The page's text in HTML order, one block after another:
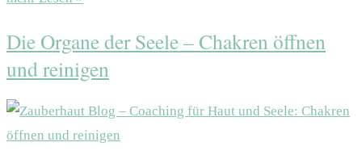
Die Organe der Seele – Chakren öffnen
und reinigen